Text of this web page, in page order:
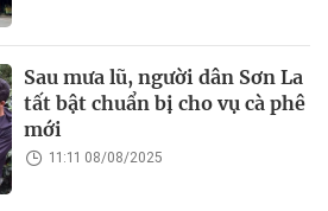
Sau mưa lũ, người dân Sơn La
tất bật chuẩn bị cho vụ cà phê
mới
11:11 08/08/2025